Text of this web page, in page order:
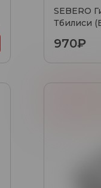
SEBERO
Тбилиси
970₽